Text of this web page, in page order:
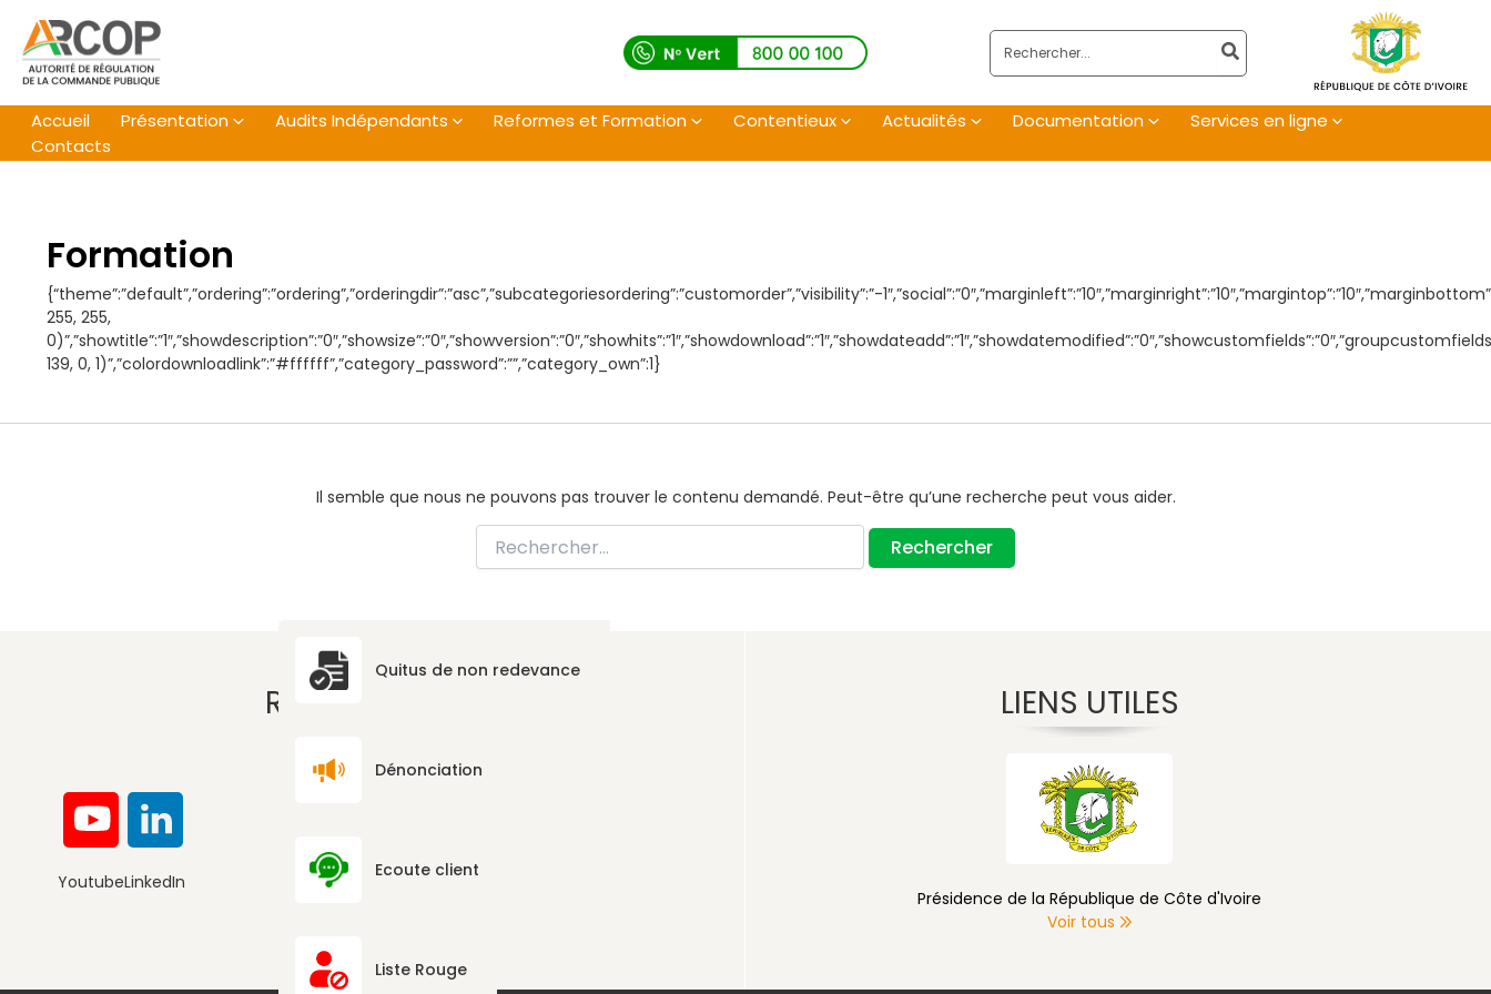
contenu
Rechercher:
Accueil Présentation Audits Indépendants Reformes et Formation Contentieux Actualités Documentation
Services en ligne
Contacts
Formation
{“theme”:”default”,”ordering”:”ordering”,”orderingdir”:”asc”,”subcategoriesordering”:”customorder”,”visibility”:”-
255, 255,
139, 0, 1)”,”colordownloadlink”:”#ffffff”,”category_password”:””,”category_own”:1}
Il semble que nous ne pouvons pas trouver le contenu demandé. Peut-être qu’une recherche peut vous aider.
Rechercher :
RÉSEAUX SOCIAUX
YoutubeLinkedIn
LIENS UTILES
Présidence de la République de Côte d'Ivoire
Voir tous
Quitus de non redevance
Dénonciation
Ecoute client
Liste Rouge